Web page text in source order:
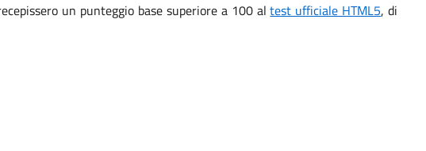
un punteggio base superiore a 100 altest ufficiale HTML5, di